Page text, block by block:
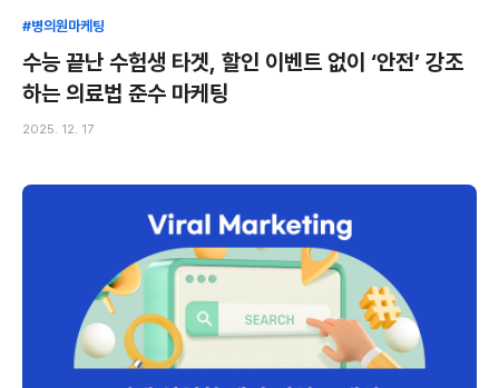
#병의원마케팅
수능 끝난 수험생 타겟, 할인 이벤트 없이 ‘안전’ 강조
하는 의료법 준수 마케팅
2025. 12. 17